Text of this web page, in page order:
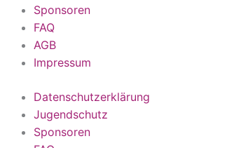
Sponsoren
FAQ
AGB
Impressum
Datenschutzerklärung
Jugendschutz
Sponsoren